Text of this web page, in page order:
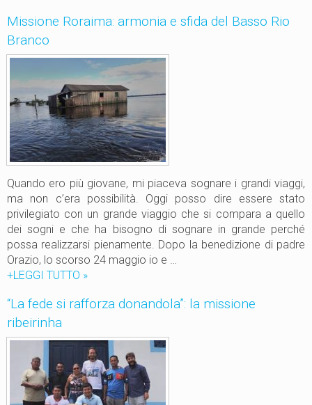
t
z
e
d
a
R
o
r
a
i
m
a
_
d
o
L
i
o
Missione Roraima: armonia e sfida del Basso Rio
Branco
Quando ero più giovane, mi piaceva sognare i grandi viaggi,
ma non c’era possibilità. Oggi posso dire essere stato
privilegiato con un grande viaggio che si compara a quello
dei sogni e che ha bisogno di sognare in grande perché
possa realizzarsi pienamente. Dopo la benedizione di padre
Orazio, lo scorso 24 maggio io e …
+LEGGI TUTTO M
s
i
n
e
R
»
“La fede si rafforza donandola”: la missione
ribeirinha